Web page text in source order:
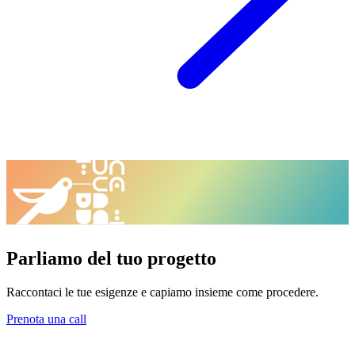
Parliamo del tuo progetto
Raccontaci le tue esigenze e capiamo insieme come procedere.
Prenota una call